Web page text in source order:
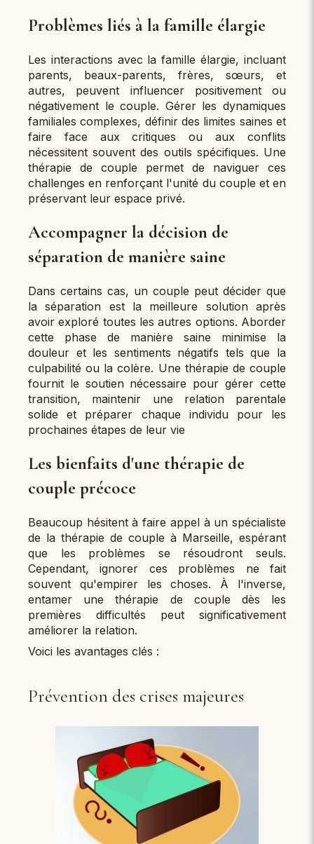
Problèmes liés à la famille élargie
Les interactions avec la famille élargie, incluant
parents, beaux-parents, frères, sœurs, et
autres, peuvent influencer positivement ou
négativement le couple. Gérer les dynamiques
familiales complexes, définir des limites saines et
faire face aux critiques ou aux conflits
nécessitent souvent des outils spécifiques. Une
thérapie de couple permet de naviguer ces
challenges en renforçant l'unité du couple et en
préservant leur espace privé.
Accompagner la décision de
séparation de manière saine
Dans certains cas, un couple peut décider que
la séparation est la meilleure solution après
avoir exploré toutes les autres options. Aborder
cette phase de manière saine minimise la
douleur et les sentiments négatifs tels que la
culpabilité ou la colère. Une thérapie de couple
fournit le soutien nécessaire pour gérer cette
transition, maintenir une relation parentale
solide et préparer chaque individu pour les
prochaines étapes de leur vie
Les bienfaits d'une thérapie de
couple précoce
Beaucoup hésitent à faire appel à un spécialiste
de la thérapie de couple à Marseille, espérant
que les problèmes se résoudront seuls.
Cependant, ignorer ces problèmes ne fait
souvent qu'empirer les choses. À l'inverse,
entamer une thérapie de couple dès les
premières difficultés peut significativement
améliorer la relation.
Voici les avantages clés :
Prévention des crises majeures